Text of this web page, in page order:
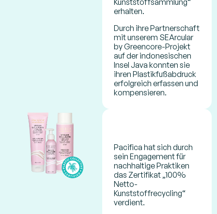
Kunststoffsammlung“
erhalten.
Durch ihre Partnerschaft
mit unserem SEArcular
by Greencore-Projekt
auf der indonesischen
Insel Java konnten sie
ihren Plastikfußabdruck
erfolgreich erfassen und
kompensieren.
Pacifica hat sich durch
sein Engagement für
nachhaltige Praktiken
das Zertifikat „100%
Netto-
Kunststoffrecycling“
verdient.